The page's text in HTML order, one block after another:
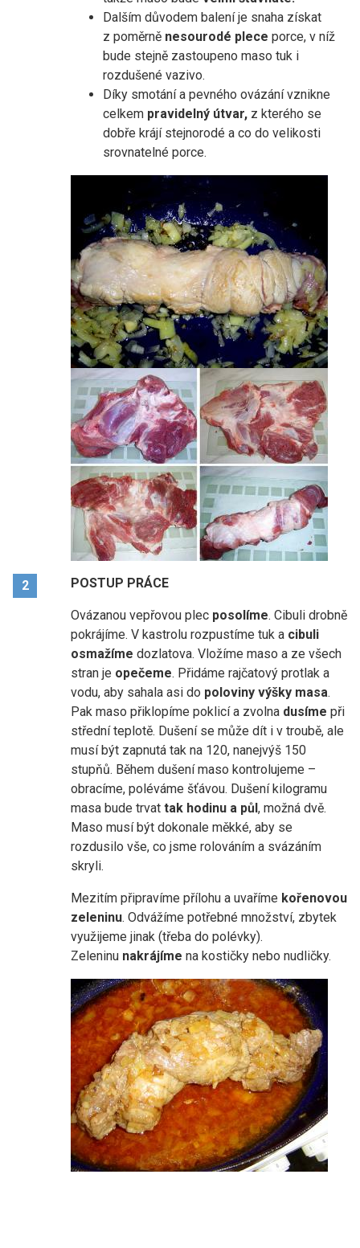
Dalším důvodem balení je snaha získat
z poměrně nesourodé plece porce, v níž
bude stejně zastoupeno maso tuk i
rozdušené vazivo.
Díky smotání a pevného ovázání vznikne
celkem pravidelný útvar, z kterého se
dobře krájí stejnorodé a co do velikosti
srovnatelné porce.
2 POSTUP PRÁCE
Ovázanou vepřovou plec posolíme. Cibuli drobně
pokrájíme. V kastrolu rozpustíme tuk a cibuli
osmažíme dozlatova. Vložíme maso a ze všech
stran je opečeme. Přidáme rajčatový protlak a
vodu, aby sahala asi do poloviny výšky masa.
Pak maso přiklopíme poklicí a zvolna dusíme při
střední teplotě. Dušení se může dít i v troubě, ale
musí být zapnutá tak na 120, nanejvýš 150
stupňů. Během dušení maso kontrolujeme –
obracíme, poléváme šťávou. Dušení kilogramu
masa bude trvat tak hodinu a půl, možná dvě.
Maso musí být dokonale měkké, aby se
rozdusilo vše, co jsme rolováním a svázáním
skryli.
Mezitím připravíme přílohu a uvaříme kořenovou
zeleninu. Odvážíme potřebné množství, zbytek
využijeme jinak (třeba do polévky).
Zeleninu nakrájíme na kostičky nebo nudličky.